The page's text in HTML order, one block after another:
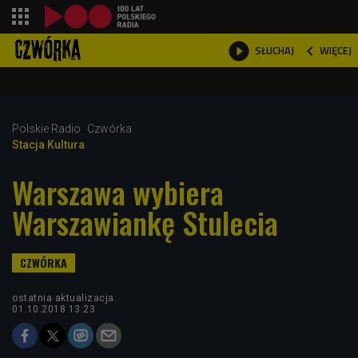
 SŁUCHAJ  WIĘCEJ

Polskie Radio
Czwórka
Stacja Kultura
Warszawa wybiera
Warszawiankę Stulecia
ostatnia aktualizacja:
01.10.2018 13:23